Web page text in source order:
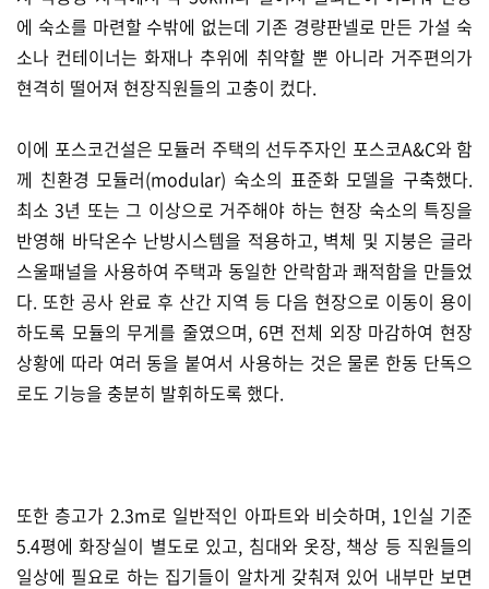
에 숙소를 마련할 수밖에 없는데 기존 경량판넬로 만든 가설 숙
소나 컨테이너는 화재나 추위에 취약할 뿐 아니라 거주편의가
현격히 떨어져 현장직원들의 고충이 컸다.
이에 포스코건설은 모듈러 주택의 선두주자인 포스코A&C와 함
께 친환경 모듈러(modular) 숙소의 표준화 모델을 구축했다.
최소 3년 또는 그 이상으로 거주해야 하는 현장 숙소의 특징을
반영해 바닥온수 난방시스템을 적용하고, 벽체 및 지붕은 글라
스울패널을 사용하여 주택과 동일한 안락함과 쾌적함을 만들었
다. 또한 공사 완료 후 산간 지역 등 다음 현장으로 이동이 용이
하도록 모듈의 무게를 줄였으며, 6면 전체 외장 마감하여 현장
상황에 따라 여러 동을 붙여서 사용하는 것은 물론 한동 단독으
로도 기능을 충분히 발휘하도록 했다.
또한 층고가 2.3m로 일반적인 아파트와 비슷하며, 1인실 기준
5.4평에 화장실이 별도로 있고, 침대와 옷장, 책상 등 직원들의
일상에 필요로 하는 집기들이 알차게 갖춰져 있어 내부만 보면